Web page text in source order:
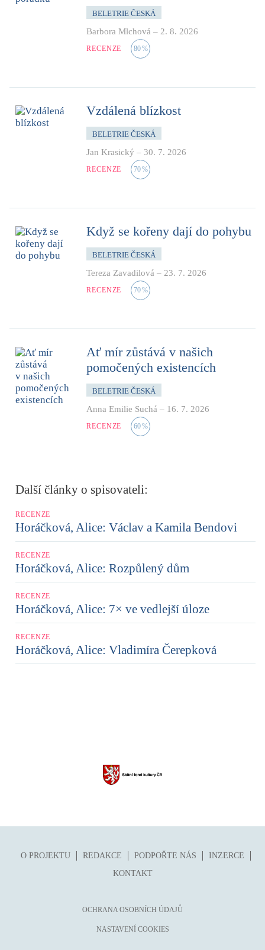
BELETRIE ČESKÁ
Barbora Mlchová – 2. 8. 2026
RECENZE 80%
Vzdálená blízkost
BELETRIE ČESKÁ
Jan Krasický – 30. 7. 2026
RECENZE 70%
Když se kořeny dají do pohybu
BELETRIE ČESKÁ
Tereza Zavadilová – 23. 7. 2026
RECENZE 70%
Ať mír zůstává v našich
pomočených existencích
BELETRIE ČESKÁ
Anna Emilie Suchá – 16. 7. 2026
RECENZE 60%
Další články o spisovateli:
RECENZE
Horáčková, Alice: Václav a Kamila Bendovi
RECENZE
Horáčková, Alice: Rozpůlený dům
RECENZE
Horáčková, Alice: 7× ve vedlejší úloze
RECENZE
Horáčková, Alice: Vladimíra Čerepková
O PROJEKTU REDAKCE PODPOŘTE NÁS
INZERCE
KONTAKT
OCHRANA OSOBNÍCH ÚDAJŮ
NASTAVENÍ COOKIES